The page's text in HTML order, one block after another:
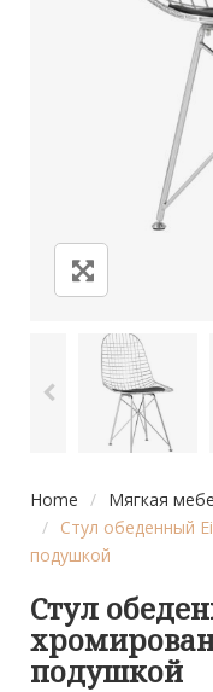
Home / Мягкая
/ Стул обеденный
подушкой
Стул
подушкой